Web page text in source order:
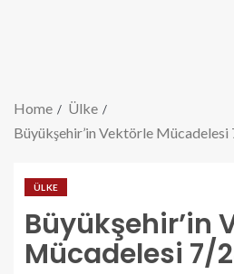
Home
Ülke
Büyükşehir’in Vektörle Mücadelesi
ÜLKE
Büyükşehir’in
Mücadelesi 7/